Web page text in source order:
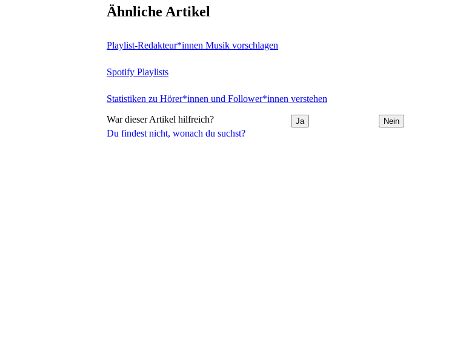
Du findest nicht, wonach du suchst?
Ähnliche Artikel
Playlist-Redakteur*innen Musik vorschlagen
Spotify Playlists
Statistiken zu Hörer*innen und Follower*innen verstehen
War dieser Artikel hilfreich? Ja Nein